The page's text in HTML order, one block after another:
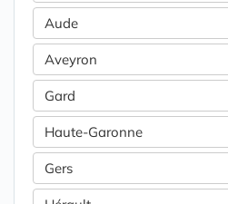
Aude
Aveyron
Gard
Haute-Garonne
Gers